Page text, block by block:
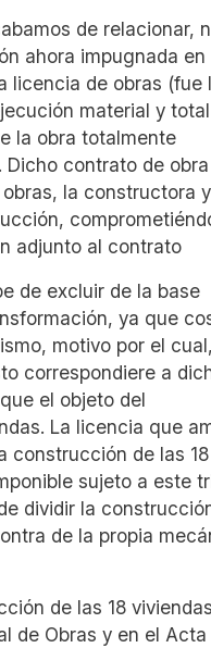
de relacionar,
ahora impugnada en
licencia de obras (fue
material y
la obra totalmente
contrato de obra
la constructora
adjunto al contrato
de excluir de la base
ya que
motivo por el
correspondiere a
el objeto del
La licencia que
construcción de las 18
sujeto a este
dividir la
de la propia
de las 18
de Obras y en el Acta